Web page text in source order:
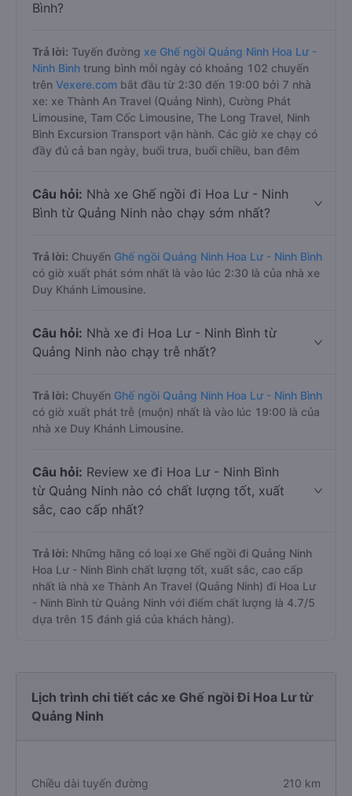
Bình?
Trả lời: Tuyến đường xe Ghế ngồi Quảng Ninh Hoa Lư -
Ninh Bình trung bình mỗi ngày có khoảng 102 chuyến
trên Vexere.com bắt đầu từ 2:30 đến 19:00 bởi 7 nhà
xe: xe Thành An Travel (Quảng Ninh), Cường Phát
Limousine, Tam Cốc Limousine, The Long Travel, Ninh
Bình Excursion Transport vận hành. Các giờ xe chạy có
đầy đủ cả ban ngày, buổi trưa, buổi chiều, ban đêm
Câu hỏi: Nhà xe Ghế ngồi đi Hoa Lư - Ninh
Bình từ Quảng Ninh nào chạy sớm nhất?
Trả lời: Chuyến Ghế ngồi Quảng Ninh Hoa Lư - Ninh Bình
có giờ xuất phát sớm nhất là vào lúc 2:30 là của nhà xe
Duy Khánh Limousine.
Câu hỏi: Nhà xe đi Hoa Lư - Ninh Bình từ
Quảng Ninh nào chạy trễ nhất?
Trả lời: Chuyến Ghế ngồi Quảng Ninh Hoa Lư - Ninh Bình
có giờ xuất phát trễ (muộn) nhất là vào lúc 19:00 là của
nhà xe Duy Khánh Limousine.
Câu hỏi: Review xe đi Hoa Lư - Ninh Bình
từ Quảng Ninh nào có chất lượng tốt, xuất
sắc, cao cấp nhất?
Trả lời: Những hãng có loại xe Ghế ngồi đi Quảng Ninh
Hoa Lư - Ninh Bình chất lượng tốt, xuất sắc, cao cấp
nhất là nhà xe Thành An Travel (Quảng Ninh) đi Hoa Lư
- Ninh Bình từ Quảng Ninh với điểm chất lượng là 4.7/5
dựa trên 15 đánh giá của khách hàng).
Lịch trình chi tiết các xe Ghế ngồi Đi Hoa Lư từ
Quảng Ninh
Chiều dài tuyến đường 210 km